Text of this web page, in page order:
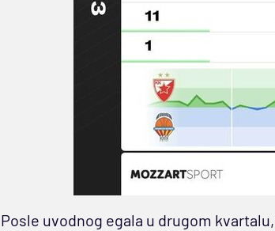
Posle uvodnog egala u drugom